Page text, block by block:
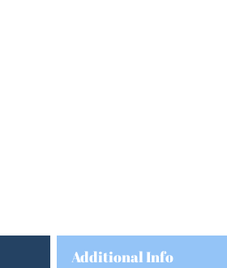
Additional Info